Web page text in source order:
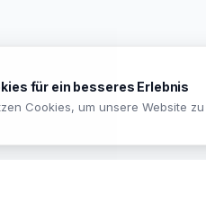
für ein besseres Erlebnis
Cookies, um unsere Website